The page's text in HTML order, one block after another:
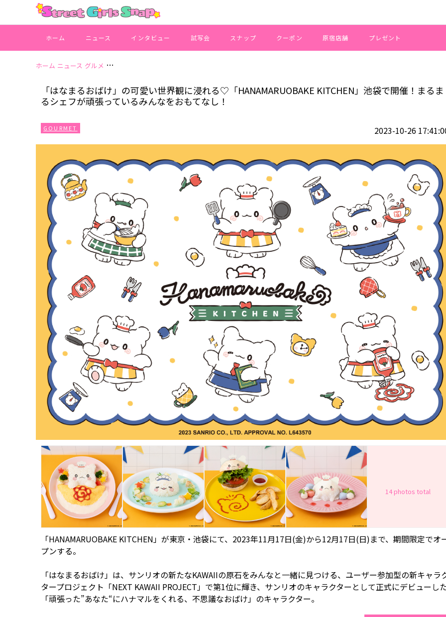
ホーム ニュース インタビュー 試写会 スナップ クーポン 原宿店舗 プレゼント
ホーム ニュース グルメ 「はなまるおばけ」の可愛い世界観に浸れる♡「HANAMARUOBAKE KITCHEN」池袋で開催！まるまるシェフが頑張
「はなまるおばけ」の可愛い世界観に浸れる♡「HANAMARUOBAKE KITCHEN」池袋で開催！まるま
るシェフが頑張っているみんなをおもてなし！
GOURMET 2023-10-26
14 photos total
「HANAMARUOBAKE KITCHEN」が東京・池袋にて、2023年11月17日(金)から12月17日(日)まで、期間限定でオ
プンする。
「はなまるおばけ」は、サンリオの新たなKAWAIIの原石をみんなと一緒に見つける、ユーザー参加型の新キャラ
タープロジェクト「NEXT KAWAII PROJECT」で第1位に輝き、サンリオのキャラクターとして正式にデビューし
「頑張った”あなた“にハナマルをくれる、不思議なおばけ」のキャラクター。